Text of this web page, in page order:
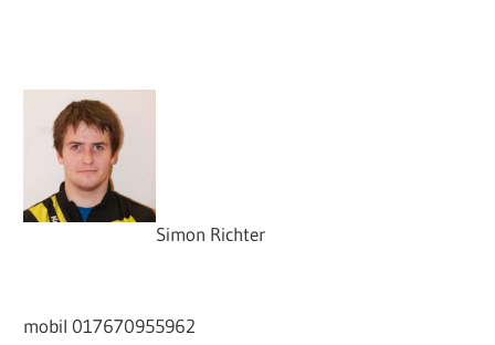
Simon Richter
mobil 017670955962